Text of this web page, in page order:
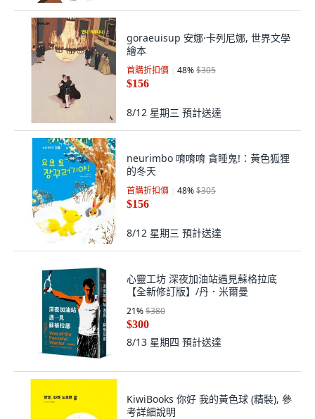
goraeuisup 安娜·卡列尼娜, 世界文學
繪本
首購折扣價 48%$305
$156
8/12 星期三 預計送達
neurimbo 唷唷唷 貪睡鬼!：黃色狐狸
的冬天
首購折扣價 48%$305
$156
8/12 星期三 預計送達
心靈工坊 深夜加油站遇見蘇格拉底
【全新修訂版】/丹．米爾曼
21%$380
$300
8/13 星期四 預計送達
KiwiBooks 你好 我的黃色球 (精裝), 參
考詳細說明